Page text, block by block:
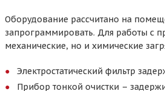
Оборудование рассчитано на
запрограммировать. Для работы с
механические, но и химические
Электростатический фильтр
Прибор тонкой очистки –